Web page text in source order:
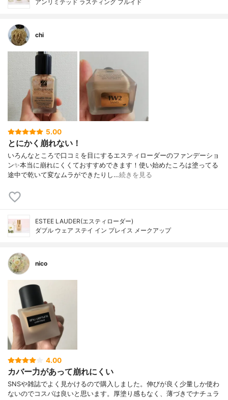
アンリミテッド ラスティング フルイド
chi
5.00
とにかく崩れない！
いろんなところで口コミを目にするエスティローダーのファンデーショ
ン✨本当に崩れにくくておすすめできます！使い始めたころは塗ってる
途中で乾いて変なムラができたりし…続きを見る
ESTEE LAUDER(エスティローダー)
ダブル ウェア ステイ イン プレイス メークアップ
nico
4.00
カバー力があって崩れにくい
SNSや雑誌でよく見かけるので購入しました。伸びが良く少量しか使わ
ないのでコスパは良いと思います。厚塗り感もなく、薄づきでナチュラ